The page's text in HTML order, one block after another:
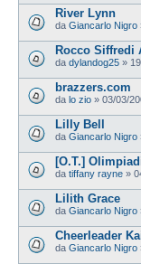
River Lynn
da Giancarlo Nigro
Rocco Siffredi
da dylandog25 »
brazzers.com
da lo zio » 03/03/
Lilly Bell
da Giancarlo Nigro
[O.T.]
da tiffany rayne »
Lilith Grace
da Giancarlo Nigro
Cheerleader
da Giancarlo Nigro